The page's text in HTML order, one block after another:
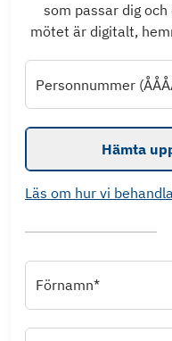
som passar dig
mötet är digitalt,
Personnummer
Hämta
Läs om hur vi
Förnamn*